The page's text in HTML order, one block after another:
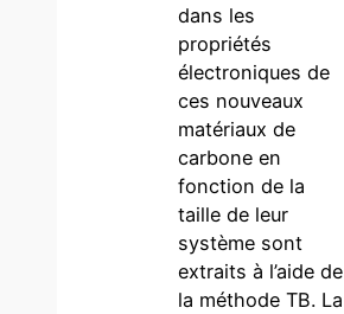
dans les
propriétés
électroniques de
ces nouveaux
matériaux de
carbone en
fonction de la
taille de leur
système sont
extraits à l’aide de
la méthode TB. La